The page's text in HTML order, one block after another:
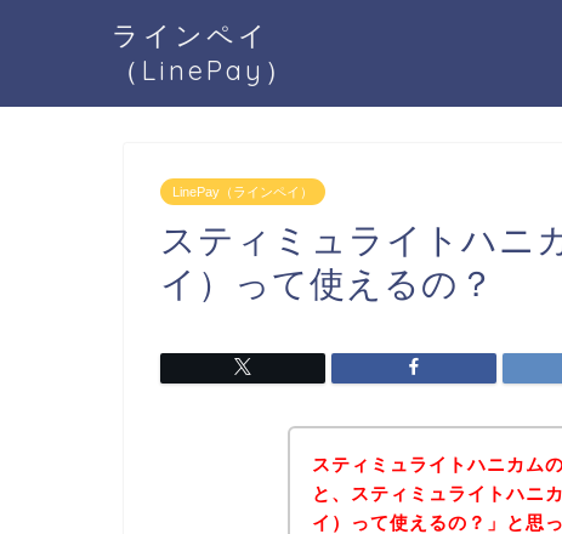
ラインペイ
（LinePay）
LinePay（ラインペイ）
スティミュライトハニ
イ）って使えるの？
スティミュライトハニカム
と、スティミュライトハニ
イ）って使えるの？」と思